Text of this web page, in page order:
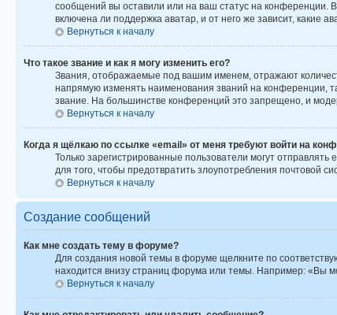
сообщений вы оставили или на ваш статус на конференции.
включена ли поддержка аватар, и от него же зависит, какие
Вернуться к началу
Что такое звание и как я могу изменить его?
Звания, отображаемые под вашим именем, отражают
напрямую изменять наименования званий на конференции,
звание. На большинстве конференций это запрещено, и
Вернуться к началу
Когда я щёлкаю по ссылке «email» от меня требуют войти на
Только зарегистрированные пользователи могут
для того, чтобы предотвратить злоупотребления почтовой
Вернуться к началу
Создание сообщений
Как мне создать тему в форуме?
Для создания новой темы в форуме щелкните по
находится внизу страниц форума или темы. Например: «Вы
Вернуться к началу